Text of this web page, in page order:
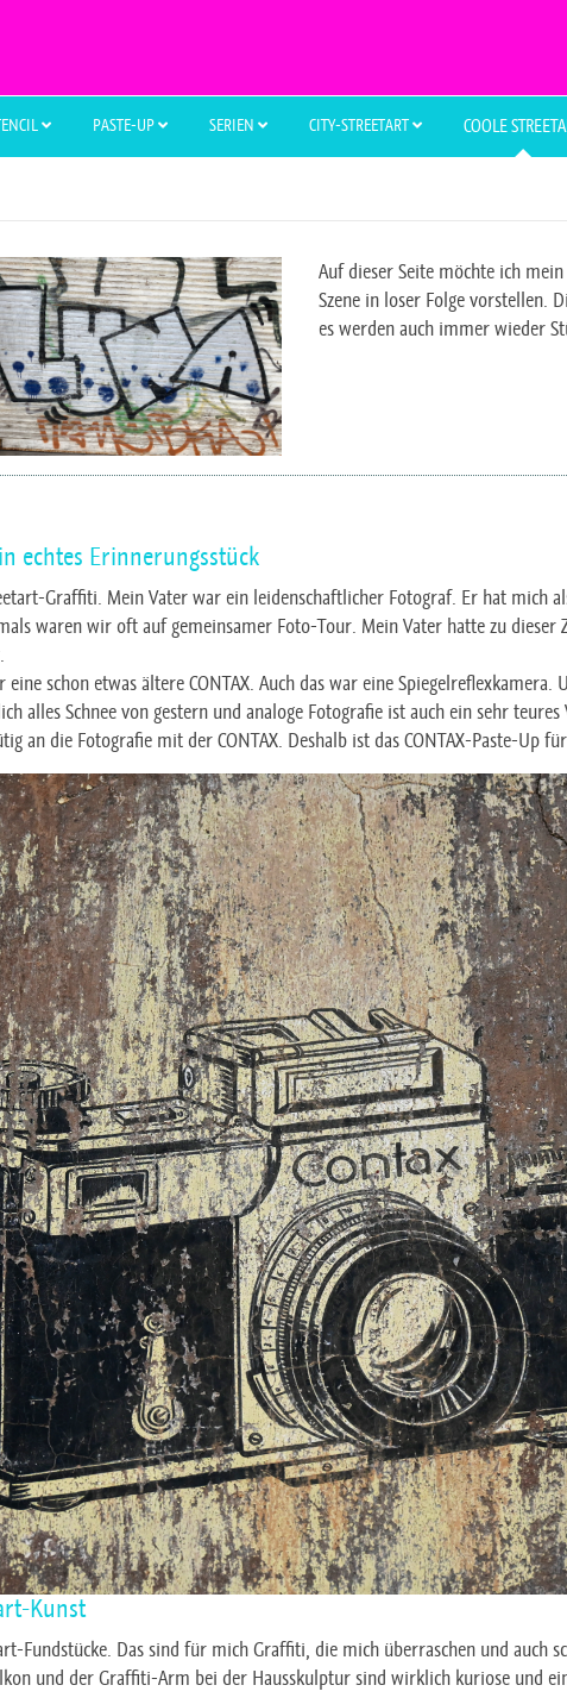
PASTE-UP SERIEN CITY-STREETART COOLE
Auf dieser Seite möchte ich
Szene in loser Folge vorstellen.
es werden auch immer wieder
echtes Erinnerungsstück
Graffiti. Mein Vater war ein leidenschaftlicher Fotograf. Er hat mich
waren wir oft auf gemeinsamer Foto-Tour. Mein Vater hatte zu dieser
schon etwas ältere CONTAX. Auch das war eine
alles Schnee von gestern und analoge Fotografie ist auch ein sehr teures
an die Fotografie mit der CONTAX. Deshalb ist das CONTAX-Paste-Up
Kunst
Fundstücke. Das sind für mich Graffiti, die mich überraschen und auch
und der Graffiti-Arm bei der Hausskulptur sind wirklich kuriose und